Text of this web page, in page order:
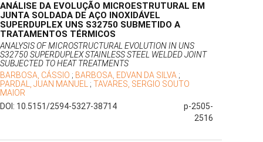
ANÁLISE DA EVOLUÇÃO MICROESTRUTURAL EM
JUNTA SOLDADA DE AÇO INOXIDÁVEL
SUPERDUPLEX UNS S32750 SUBMETIDO A
TRATAMENTOS TÉRMICOS
ANALYSIS OF MICROSTRUCTURAL EVOLUTION IN UNS
S32750 SUPERDUPLEX STAINLESS STEEL WELDED JOINT
SUBJECTED TO HEAT TREATMENTS
BARBOSA, CÁSSIO ; BARBOSA, EDVAN DA SILVA ;
PARDAL, JUAN MANUEL ; TAVARES, SERGIO SOUTO
MAIOR
DOI: 10.5151/2594-5327-38714
p-2505-
2516